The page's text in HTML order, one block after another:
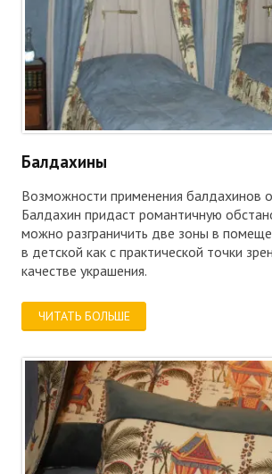
Балдахины
Возможности применения балдахинов
Балдахин придаст романтичную
можно разграничить две зоны в
в детской как с практической точки
качестве украшения.
ЧИТАТЬ БОЛЬШЕ